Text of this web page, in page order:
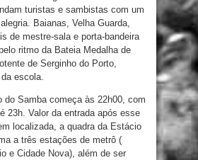
turistas e sambistas com um
Baianas, Velha Guarda,
de mestre-sala e porta-bandeira
ritmo da Bateia Medalha de
de Serginho do Porto,
escola.
do Samba começa às 22h00, com
23h. Valor da entrada após esse
localizada, a quadra da Estácio
a três estações de metrô (
e Cidade Nova), além de ser